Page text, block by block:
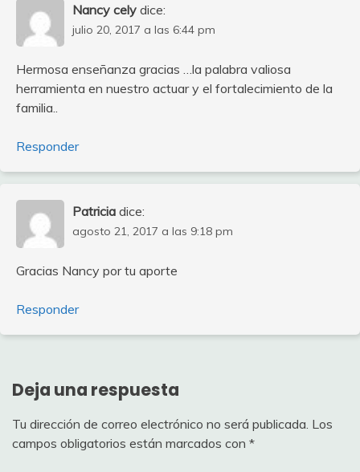
Nancy cely dice:
julio 20, 2017 a las 6:44 pm
Hermosa enseñanza gracias …la palabra valiosa
herramienta en nuestro actuar y el fortalecimiento de la
familia..
Responder
Patricia dice:
agosto 21, 2017 a las 9:18 pm
Gracias Nancy por tu aporte
Responder
Deja una respuesta
Tu dirección de correo electrónico no será publicada. Los
campos obligatorios están marcados con *